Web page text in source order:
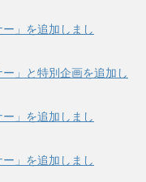
ー」を追加しまし
」と特別企画を追加し
ー」を追加しまし
ー」を追加しまし